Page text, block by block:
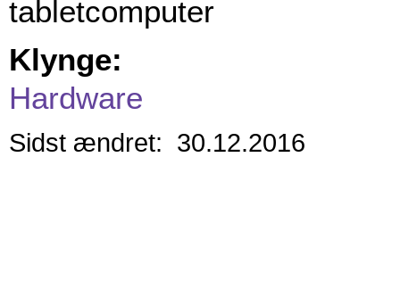
tabletcomputer
Klynge:
Hardware
Sidst ændret: 30.12.2016